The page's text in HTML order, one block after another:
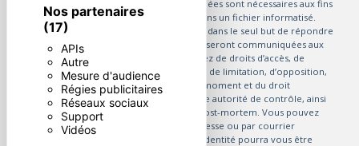
Nos partenaires
(17)
APIs
Autre
Mesure d'audience
Régies publicitaires
Réseaux sociaux
Support
Vidéos
** Les données personnelles communiquées sont nécessaires aux fins
de vous contacter et sont enregistrées dans un fichier informatisé.
Elles sont destinées à et ses sous-traitants dans le seul but de répondre
à votre message. Les données collectées seront communiquées aux
seuls destinataires suivants: . Vous disposez de droits d’accès, de
rectification, d’effacement, de portabilité, de limitation, d’opposition,
de retrait de votre consentement à tout moment et du droit
d’introduire une réclamation auprès d’une autorité de contrôle, ainsi
que d’organiser le sort de vos données post-mortem. Vous pouvez
exercer ces droits par voie postale à l'adresse ou par courrier
électronique à l'adresse . Un justificatif d'identité pourra vous être